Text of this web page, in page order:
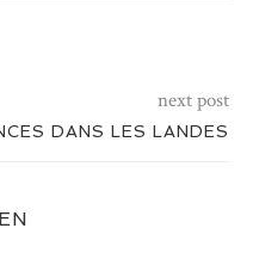
next post
DANS LES LANDES